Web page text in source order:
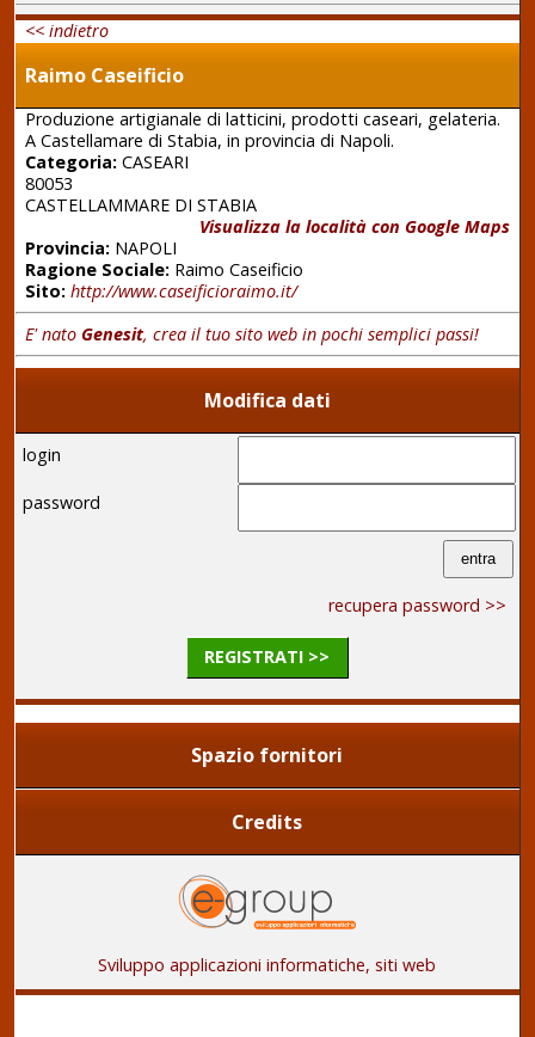
<< indietro
Raimo Caseificio
Produzione artigianale di latticini, prodotti caseari, gelateria.
A Castellamare di Stabia, in provincia di Napoli.
Categoria:CASEARI
80053
CASTELLAMMARE DI STABIA
Visualizza la località con Google Maps
Provincia:NAPOLI
Ragione Sociale:Raimo Caseificio
Sito: http://www.caseificioraimo.it/
E' nato Genesit, crea il tuo sito web in pochi semplici passi!
Modifica dati
login
password
recupera password >>
REGISTRATI >>
Spazio fornitori
Credits
Sviluppo applicazioni informatiche, siti web